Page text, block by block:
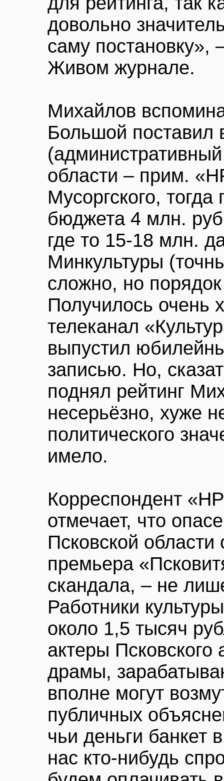
довольно
саму
Живом журнале.
Михайлов
Большой поставил
области – прим.
Мусоргского, тогда
бюджета 4 млн.
где то 15-18 млн.
Минкультуры
сложно, но
Получилось очень
телеканал
выпустил
записью. Но,
поднял рейтинг
несерьёзно, хуже
политического
имело.
Корреспондент
отмечает, что
Псковской области
премьера
скандала, – не
Работники
около 1,5 тысяч
актеры Псковского
драмы,
вполне могут
публичных
чьи деньги банкет
нас кто-нибудь